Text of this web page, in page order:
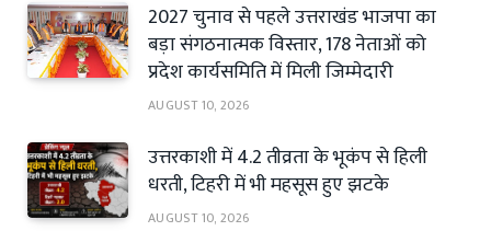
2027 चुनाव से पहले उत्तराखंड भाजपा का
बड़ा संगठनात्मक विस्तार, 178 नेताओं को
प्रदेश कार्यसमिति में मिली जिम्मेदारी
AUGUST 10, 2026
उत्तरकाशी में 4.2 तीव्रता के भूकंप से हिली
धरती, टिहरी में भी महसूस हुए झटके
AUGUST 10, 2026